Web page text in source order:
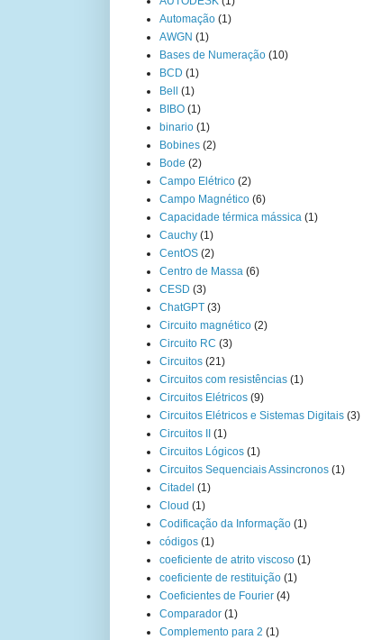
Automação (1)
AWGN (1)
Bases de Numeração (10)
BCD (1)
Bell
(1)
BIBO (1)
binario (1)
Bobines (2)
Bode (2)
Campo Elétrico (2)
Campo Magnético (6)
Capacidade térmica mássica (1)
Cauchy (1)
CentOS (2)
Centro de Massa (6)
CESD (3)
ChatGPT (3)
Circuito magnético (2)
Circuito RC (3)
Circuitos (21)
Circuitos com resistências (1)
Circuitos Elétricos (9)
Circuitos Elétricos e Sistemas Digitais (3)
Circuitos II
(1)
Circuitos Lógicos (1)
Circuitos Sequenciais Assincronos (1)
Citadel (1)
Cloud (1)
Codificação da Informação (1)
códigos (1)
coeficiente de atrito viscoso (1)
coeficiente de restituição (1)
Coeficientes de Fourier (4)
Comparador (1)
Complemento para 2 (1)